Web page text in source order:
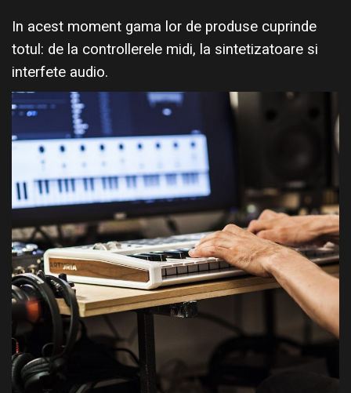
In acest moment gama lor de produse cuprinde
totul: de la controllerele midi, la sintetizatoare si
interfete audio.